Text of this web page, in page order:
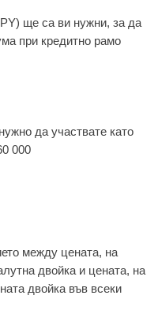
ще са ви нужни, за да
при кредитно рамо
да участвате като
000
между цената, на
двойка и цената, на
двойка във всеки